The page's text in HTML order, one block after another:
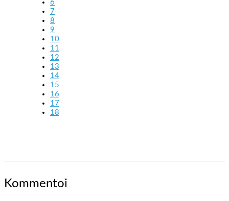
6
7
8
9
10
11
12
13
14
15
16
17
18
Kommentoi